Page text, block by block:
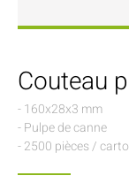
Couteau
- 160x28x3 mm
- Pulpe de canne
- 2500 pièces /